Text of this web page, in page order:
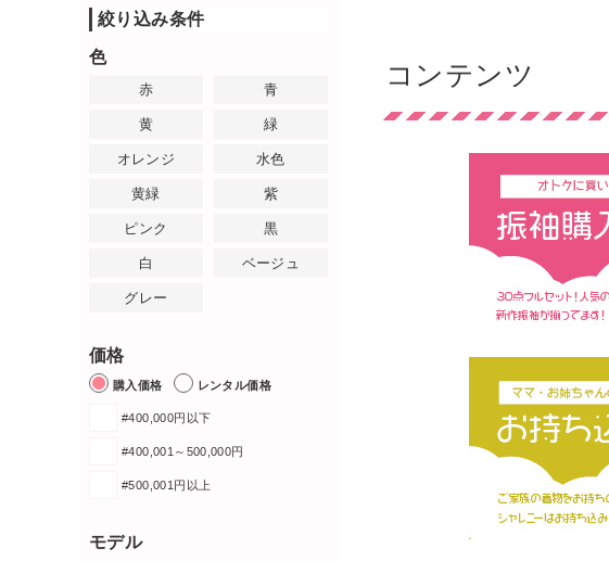
コンテンツ
絞り込み条件
色
赤 青
黄 緑
オレンジ 水色
黄緑 紫
ピンク 黒
白 ベージュ
グレー
価格
購入価格 レンタル価格
#400,000円以下
#400,001～500,000円
#500,001円以上
モデル